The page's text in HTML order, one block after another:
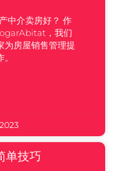
中介卖房好？ 作
，我们
为房屋销售管理提
单技巧